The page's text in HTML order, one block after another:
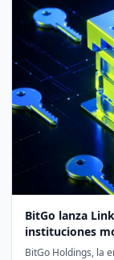
BitGo lanza
instituciones
BitGo Holdings, la